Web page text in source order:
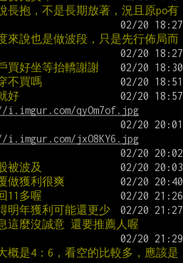
長抱，不是長期放著，況且原po有
來說也是做波段，只是先行佈局而
買好坐等抬轎謝謝
不買嗎
好
qyOm7of.jpg
jxO8KY6.jpg
被波及
做獲利很爽
11多喔
明年獲利可能還更少
這麼沒誠意 還要推薦人喔
概是4：6，看空的比較多，應該是